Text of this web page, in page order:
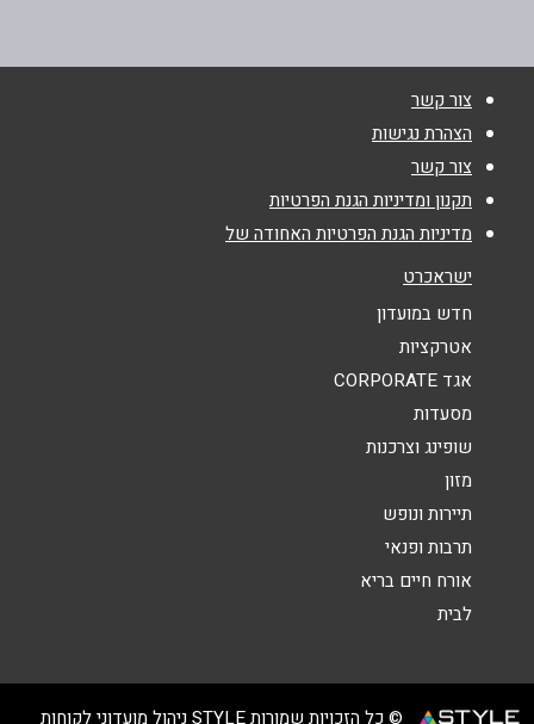
נושא*
אנא חזרו אלי בקשר ל...
צור קשר
הצהרת נגישות
צור קשר
תקנון ומדיניות הגנת הפרטיות
מדיניות הגנת הפרטיות האחודה של
ישראכרט
חדש במועדון
אטרקציות
אגד CORPORATE
מסעדות
שופינג וצרכנות
מזון
תיירות ונופש
תרבות ופנאי
אורח חיים בריא
לבית
© כל הזכויות שמורות STYLE ניהול מועדוני לקוחות